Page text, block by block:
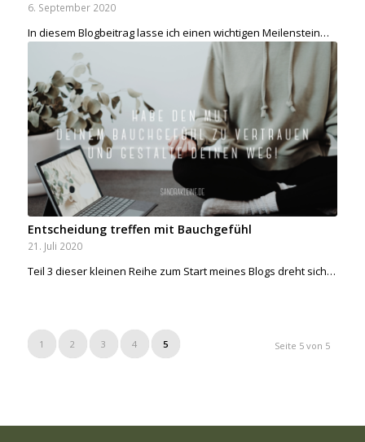
6. September 2020
In diesem Blogbeitrag lasse ich einen wichtigen Meilenstein…
Entscheidung treffen mit Bauchgefühl
21. Juli 2020
Teil 3 dieser kleinen Reihe zum Start meines Blogs dreht sich…
Seite 5 von 5
1 2 3 4 5